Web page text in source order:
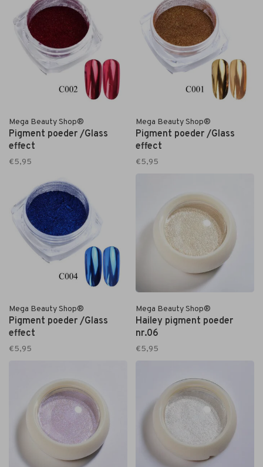
Mega Beauty Shop®
Pigment poeder /Glass
effect
€5,95
Mega Beauty Shop®
Pigment poeder /Glass
effect
€5,95
Mega Beauty Shop®
Pigment poeder /Glass
effect
€5,95
Mega Beauty Shop®
Hailey pigment poeder
nr.06
€5,95